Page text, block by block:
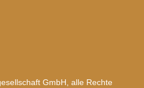
GmbH, alle Rechte